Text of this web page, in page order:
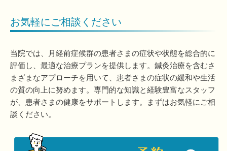
お気軽にご相談ください
当院では、月経前症候群の患者さまの症状や状態を総合的に
評価し、最適な治療プランを提供します。鍼灸治療を含むさ
まざまなアプローチを用いて、患者さまの症状の緩和や生活
の質の向上に努めます。専門的な知識と経験豊富なスタッフ
が、患者さまの健康をサポートします。まずはお気軽にご相
談ください。